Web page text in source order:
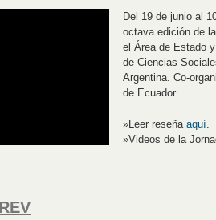
Del 19 de junio al
octava edición de
el Área de Estado
de Ciencias
Argentina. Co-
de Ecuador.
»Leer reseña aquí.
»Videos de la